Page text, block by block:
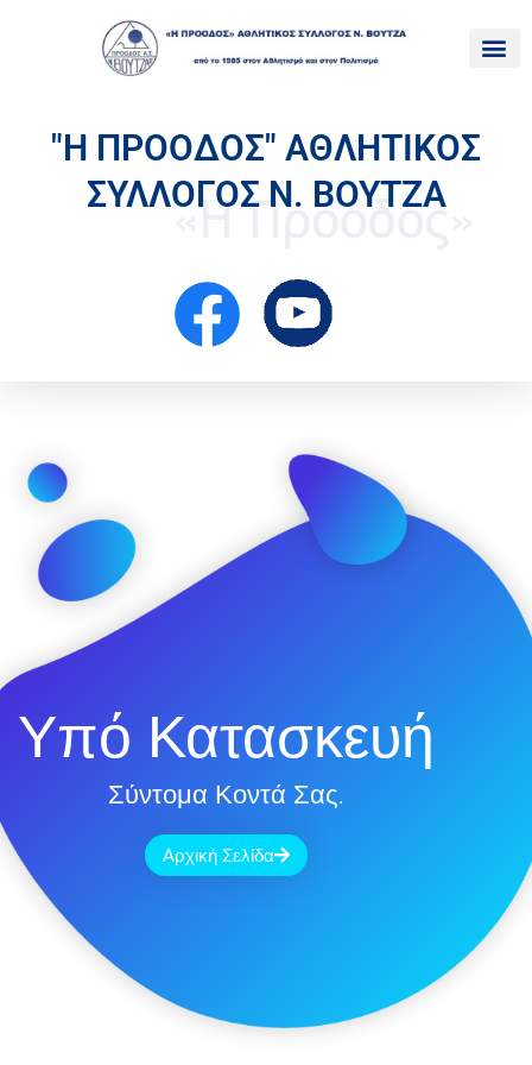
"Η ΠΡΟΟΔΟΣ" ΑΘΛΗΤΙΚΟΣ
ΣΥΛΛΟΓΟΣ Ν. ΒΟΥΤΖΑ
Υπό Κατασκευή
Σύντομα Κοντά Σας.
Αρχική Σελίδα